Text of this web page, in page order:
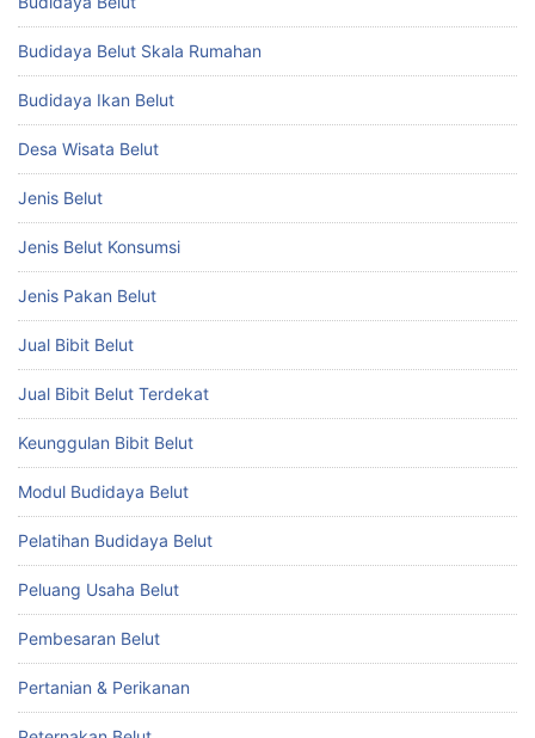
Budidaya Belut Skala Rumahan
Budidaya Ikan Belut
Desa Wisata Belut
Jenis Belut
Jenis Belut Konsumsi
Jenis Pakan Belut
Jual Bibit Belut
Jual Bibit Belut Terdekat
Keunggulan Bibit Belut
Modul Budidaya Belut
Pelatihan Budidaya Belut
Peluang Usaha Belut
Pembesaran Belut
Pertanian & Perikanan